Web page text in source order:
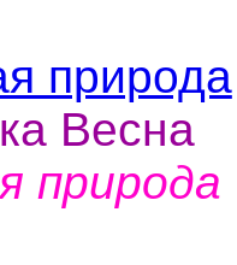
Весна
природа